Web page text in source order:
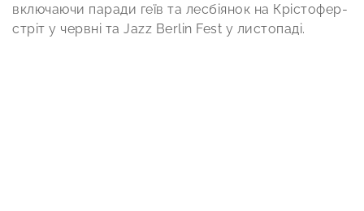
включаючи паради геїв та лесбіянок на Крістофер-
стріт у червні та Jazz Berlin Fest у листопаді.